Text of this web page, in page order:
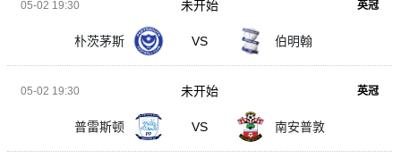
05-02 19:30 英冠
朴茨茅斯 VS 伯明翰
未开始
05-02 19:30 英冠
普雷斯顿 VS 南安普敦
未开始